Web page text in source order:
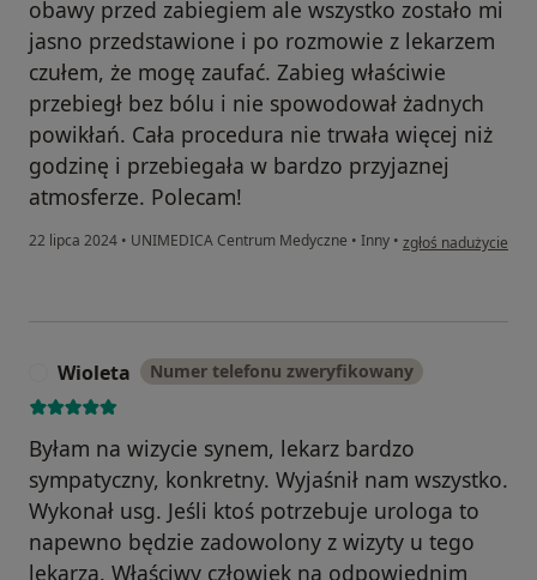
obawy przed zabiegiem ale wszystko zostało mi
jasno przedstawione i po rozmowie z lekarzem
czułem, że mogę zaufać. Zabieg właściwie
przebiegł bez bólu i nie spowodował żadnych
powikłań. Cała procedura nie trwała więcej niż
godzinę i przebiegała w bardzo przyjaznej
atmosferze. Polecam!
22 lipca 2024 • UNIMEDICA Centrum Medyczne • Inny • w opinii użytkownika
zgłoś nadużycie
Wioleta Numer telefonu zweryfikowany
Byłam na wizycie synem, lekarz bardzo
sympatyczny, konkretny. Wyjaśnił nam wszystko.
Wykonał usg. Jeśli ktoś potrzebuje urologa to
napewno będzie zadowolony z wizyty u tego
lekarza. Właściwy człowiek na odpowiednim